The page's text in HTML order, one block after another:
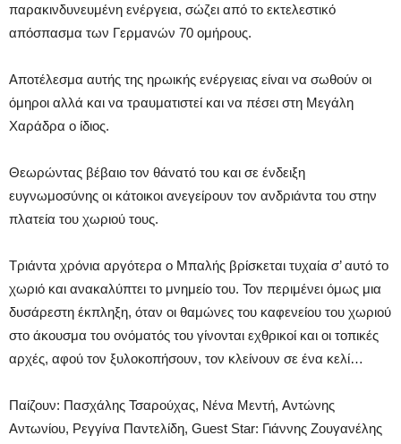
παρακινδυνευμένη ενέργεια, σώζει από το εκτελεστικό
απόσπασμα των Γερμανών 70 ομήρους.
Αποτέλεσμα αυτής της ηρωικής ενέργειας είναι να σωθούν οι
όμηροι αλλά και να τραυματιστεί και να πέσει στη Μεγάλη
Χαράδρα ο ίδιος.
Θεωρώντας βέβαιο τον θάνατό του και σε ένδειξη
ευγνωμοσύνης οι κάτοικοι ανεγείρουν τον ανδριάντα του στην
πλατεία του χωριού τους.
Τριάντα χρόνια αργότερα ο Μπαλής βρίσκεται τυχαία σ’ αυτό το
χωριό και ανακαλύπτει το μνημείο του. Τον περιμένει όμως μια
δυσάρεστη έκπληξη, όταν οι θαμώνες του καφενείου του χωριού
στο άκουσμα του ονόματός του γίνονται εχθρικοί και οι τοπικές
αρχές, αφού τον ξυλοκοπήσουν, τον κλείνουν σε ένα κελί…
Παίζουν: Πασχάλης Τσαρούχας, Νένα Μεντή, Αντώνης
Αντωνίου, Ρεγγίνα Παντελίδη, Guest Star: Γιάννης Ζουγανέλης